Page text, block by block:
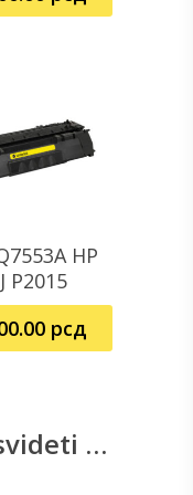
U KorpuHP
P2015
рсд
…